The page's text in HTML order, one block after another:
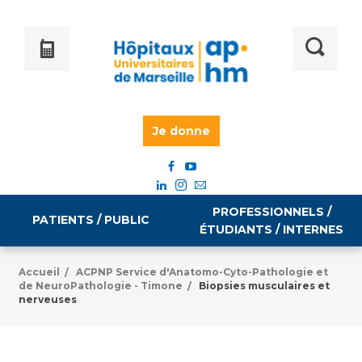
Je donne
PATIENTS / PUBLIC
Informations pratiques
PROFESSIONNELS /
ÉTUDIANTS / INTERNES
Égalité professionnelle
Accueil /
ACPNP Service d'Anatomo-Cyto-Pathologie et
de NeuroPathologie - Timone /
Biopsies musculaires et
nerveuses